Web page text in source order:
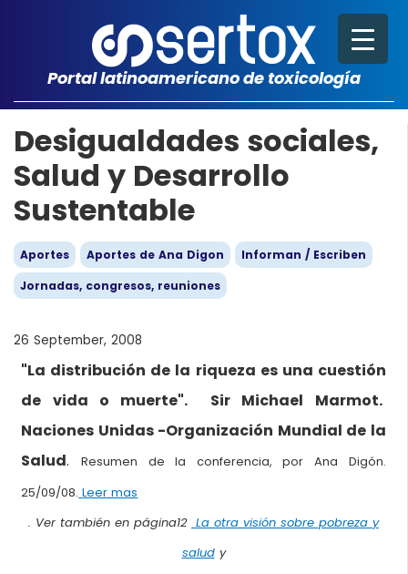
Portal latinoamericano de toxicología
Desigualdades sociales,
Salud y Desarrollo
Sustentable
Aportes Aportes de Ana Digon
Informan / Escriben
Jornadas, congresos, reuniones
26 September, 2008
"La distribución de la riqueza es una cuestión
de vida o muerte". Sir Michael Marmot.
Naciones Unidas -Organización Mundial de la
Salud.
Resumen de la conferencia, por Ana Digón.
25/09/08. Leer mas
. Ver también en página12 La otra visión sobre pobreza y
saludy